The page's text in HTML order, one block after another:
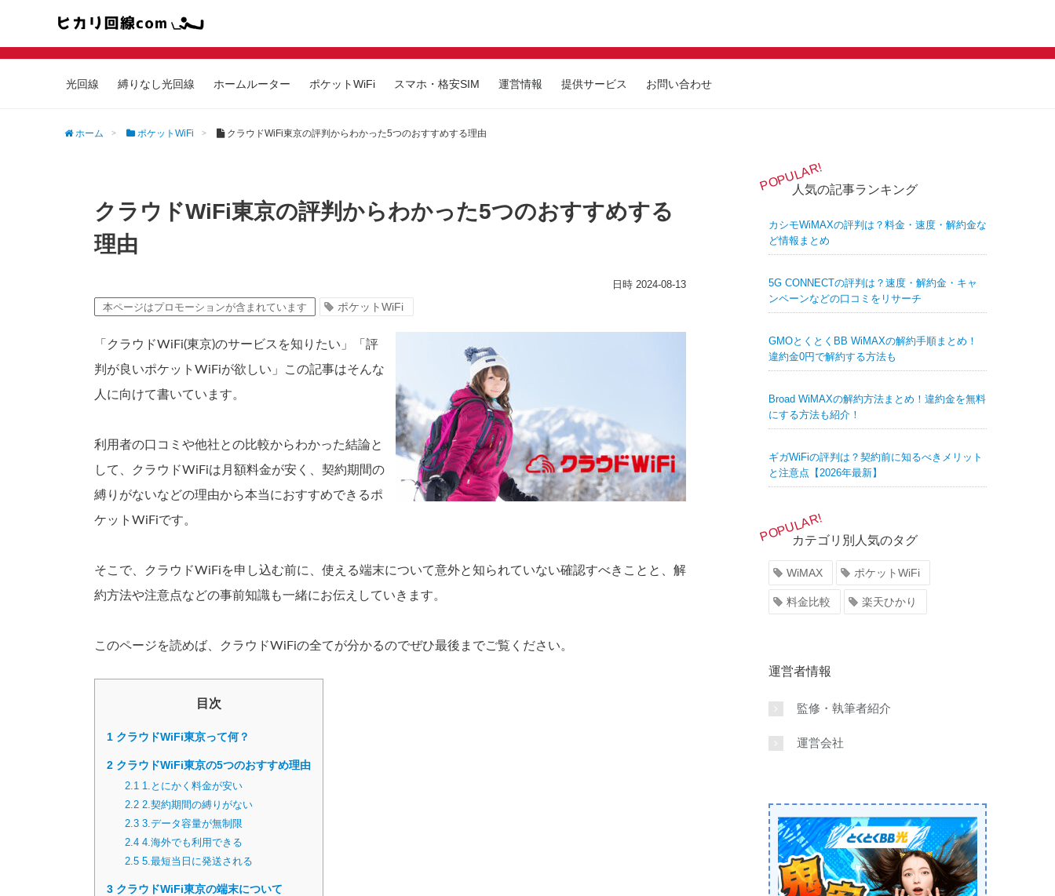
光回線 縛りなし光回線 ホームルーター ポケットWiFi スマホ・格安SIM 運営情報 提供サービス お問い合わせ
ホーム ポケットWiFi クラウドWiFi東京の評判からわかった5つのおすすめする理由
クラウドWiFi東京の評判からわかった5つのおすすめする
理由
2024-08-13
本ページはプロモーションが含まれています
ポケットWiFi
「クラウドWiFi(東京)のサービスを知りたい」「評
判が良いポケットWiFiが欲しい」この記事はそんな
人に向けて書いています。
利用者の口コミや他社との比較からわかった結論と
して、クラウドWiFiは月額料金が安く、契約期間の
縛りがないなどの理由から本当におすすめできるポ
ケットWiFiです。
そこで、クラウドWiFiを申し込む前に、使える端末について意外と知られていない確認すべきことと、解
約方法や注意点などの事前知識も一緒にお伝えしていきます。
このページを読めば、クラウドWiFiの全てが分かるのでぜひ最後までご覧ください。
目次
1 クラウドWiFi東京って何？
2 クラウドWiFi東京の5つのおすすめ理由
2.1 1.とにかく料金が安い
2.22.契約期間の縛りがない
2.33.データ容量が無制限
2.44.海外でも利用できる
2.55.最短当日に発送される
3 クラウドWiFi東京の端末について
人気の記事ランキング
カシモWiMAXの評判は？料金・速度・解約金な
ど情報まとめ
5G CONNECTの評判は？速度・解約金・キャ
ンペーンなどの口コミをリサーチ
GMOとくとくBB WiMAXの解約手順まとめ！
違約金0円で解約する方法も
Broad WiMAXの解約方法まとめ！違約金を無料
にする方法も紹介！
ギガWiFiの評判は？契約前に知るべきメリット
と注意点【2026年最新】
カテゴリ別人気のタグ
WiMAX ポケットWiFi
料金比較 楽天ひかり
運営者情報
監修・執筆者紹介
運営会社